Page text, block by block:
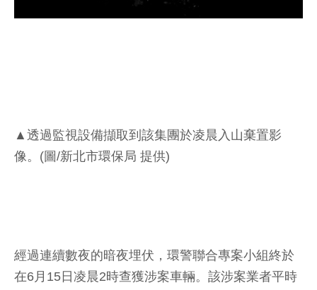
▲透過監視設備擷取到該集團於凌晨入山棄置影
像。(圖/新北市環保局 提供)
經過連續數夜的暗夜埋伏，環警聯合專案小組終於
在6月15日凌晨2時查獲涉案車輛。該涉案業者平時